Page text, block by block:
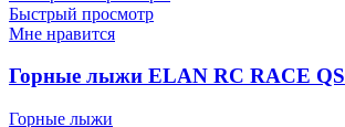
Быстрый просмотр
Мне нравится
Горные лыжи ELAN RC RACE QS
Горные лыжи